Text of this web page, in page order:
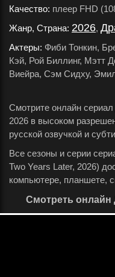
Качество: плеер FHD
Жанр, Страна: 2026,
Актеры: Фиби Тонкин,
Кэй, Рой Биллинг, Мэтт
Виейра, Сэм Сидху,
Смотрите онлайн сериал
2026 в высоком
русской озвучкой и
Все сезоны и серии
Two Years Later, 2026)
компьютере, планшете,
Смотреть онлайн